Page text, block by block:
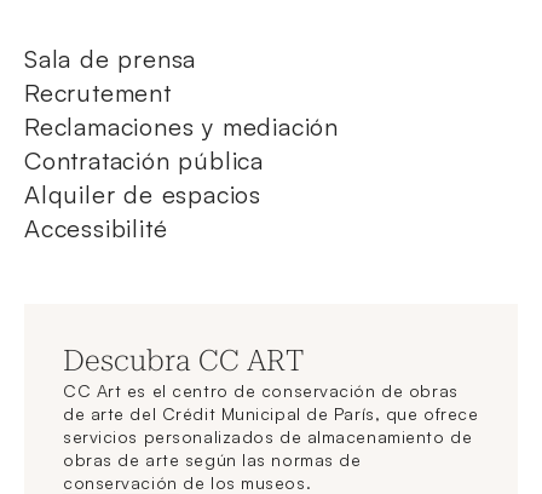
Sala de prensa
Recrutement
Reclamaciones y mediación
Contratación pública
Alquiler de espacios
Accessibilité
Descubra CC ART
CC Art es el centro de conservación de obras
de arte del Crédit Municipal de París, que ofrece
servicios personalizados de almacenamiento de
obras de arte según las normas de
conservación de los museos.